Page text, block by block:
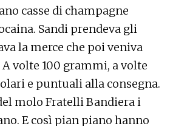
casse di champagne
Sandi prendeva gli
la merce che poi veniva
volte 100 grammi, a volte
e puntuali alla consegna.
molo Fratelli Bandiera i
E così pian piano hanno